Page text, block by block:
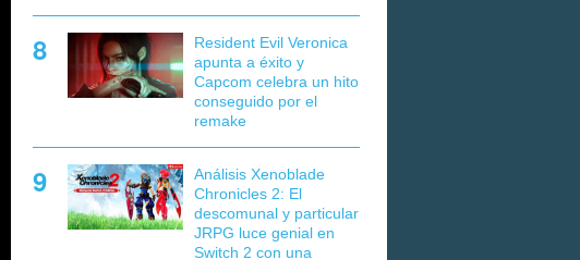
Resident Evil Veronica
apunta a éxito y
Capcom celebra un hito
conseguido por el
remake
Análisis Xenoblade
Chronicles 2: El
descomunal y particular
JRPG luce genial en
Switch 2 con una